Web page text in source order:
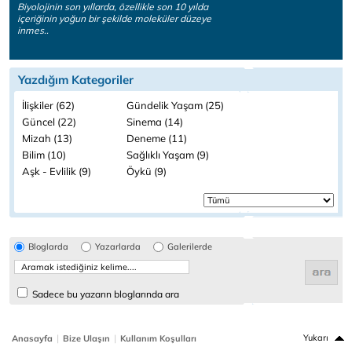
Biyolojinin son yıllarda, özellikle son 10 yılda
içeriğinin yoğun bir şekilde moleküler düzeye
inmes..
Yazdığım Kategoriler
İlişkiler (62)
Gündelik Yaşam (25)
Güncel (22)
Sinema (14)
Mizah (13)
Deneme (11)
Bilim (10)
Sağlıklı Yaşam (9)
Aşk - Evlilik (9)
Öykü (9)
Bloglarda Yazarlarda Galerilerde
Sadece bu yazarın bloglarında ara
Anasayfa | Bize Ulaşın | Kullanım Koşulları Yukarı